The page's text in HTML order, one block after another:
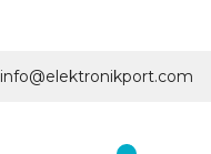
info@elektronikport.com